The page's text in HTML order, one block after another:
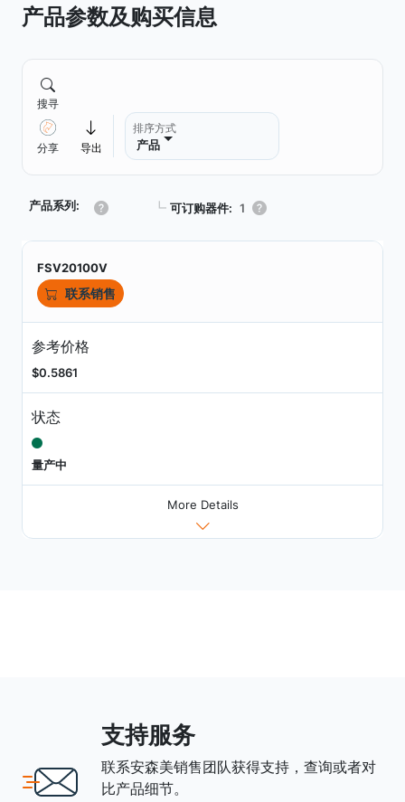
产品参数及购买信息
搜寻
分享 导出
排序方式
产品
产品系列: ┗ 可订购器件: 1
FSV20100V
联系销售
参考价格
$0.5861
状态
量产中
More Details
支持服务
联系安森美销售团队获得支持，查询或者对
比产品细节。